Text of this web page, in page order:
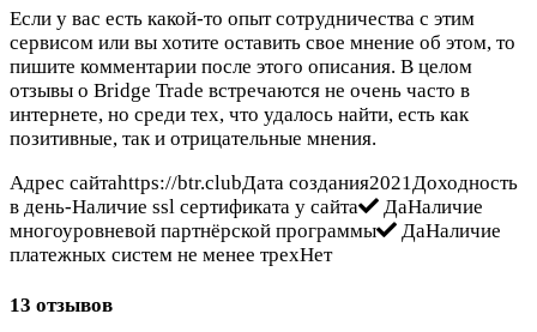
Если у вас есть какой-то опыт сотрудничества с этим
сервисом или вы хотите оставить свое мнение об этом, то
пишите комментарии после этого описания. В целом
отзывы о Bridge Trade встречаются не очень часто в
интернете, но среди тех, что удалось найти, есть как
позитивные, так и отрицательные мнения.
Адрес сайтаhttps://btr.clubДата создания2021Доходность
в день-Наличие ssl сертификата у сайта
ДаНаличие
многоуровневой партнёрской программы
ДаНаличие
платежных систем не менее трехНет
13 отзывов